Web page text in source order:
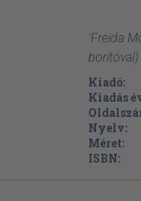
'Freida
Kiadó:
Kiadás
Nyelv:
Méret:
ISBN: